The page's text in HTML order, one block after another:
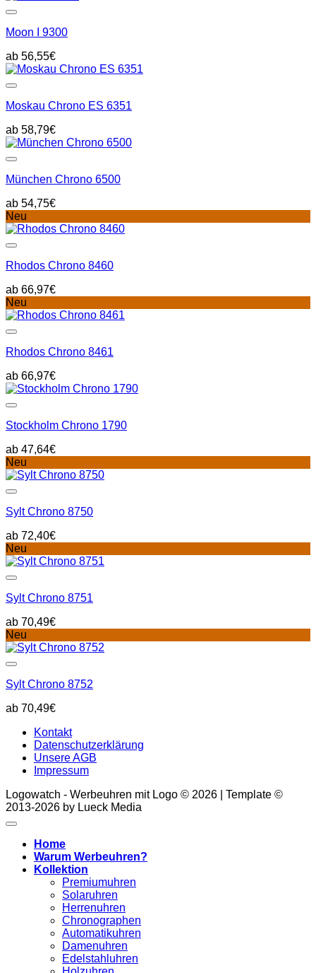
Moon I 9300
56,55€
Moskau Chrono ES 6351
58,79€
München Chrono 6500
54,75€
Neu
Rhodos Chrono 8460
66,97€
Neu
Rhodos Chrono 8461
66,97€
Stockholm Chrono 1790
47,64€
Neu
Sylt Chrono 8750
72,40€
Neu
Sylt Chrono 8751
70,49€
Neu
Sylt Chrono 8752
70,49€
Kontakt
Datenschutzerklärung
Unsere AGB
Impressum
Logowatch - Werbeuhren mit Logo © 2026 | Template ©
2013-2026 by Lueck Media
Home
Warum Werbeuhren?
Kollektion
Premiumuhren
Solaruhren
Herrenuhren
Chronographen
Automatikuhren
Damenuhren
Edelstahluhren